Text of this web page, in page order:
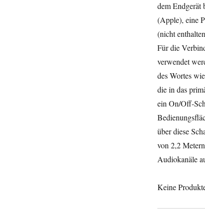
dem Endgerät
(Apple), eine
(nicht
Für die
verwendet
des Wortes
die in das
ein On/Off-
über diese
von 2,2
Audiokanäle
Keine